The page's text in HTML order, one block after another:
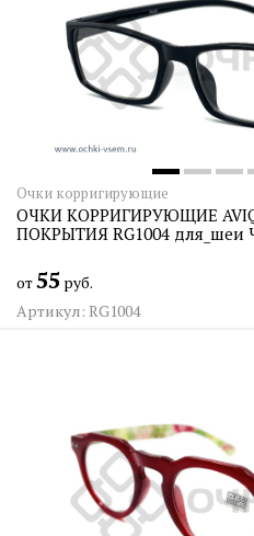
Очки корригирующие
ОЧКИ КОРРИГИРУЮЩИЕ
ПОКРЫТИЯ RG1004 для_шеи
от55 руб.
Артикул: RG1004